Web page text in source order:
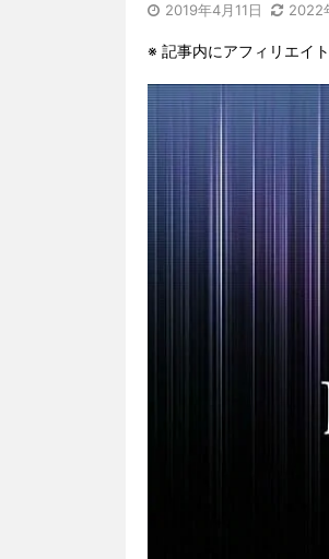
2019年4月11日 2022
※ 記事内にアフィリエイ